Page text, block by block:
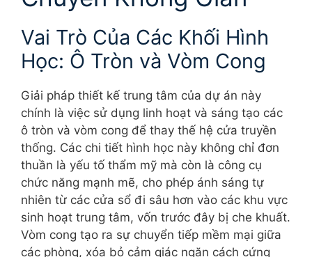
Vai Trò Của Các Khối Hình
Học: Ô Tròn và Vòm Cong
Giải pháp thiết kế trung tâm của dự án này
chính là việc sử dụng linh hoạt và sáng tạo các
ô tròn và vòm cong để thay thế hệ cửa truyền
thống. Các chi tiết hình học này không chỉ đơn
thuần là yếu tố thẩm mỹ mà còn là công cụ
chức năng mạnh mẽ, cho phép ánh sáng tự
nhiên từ các cửa sổ đi sâu hơn vào các khu vực
sinh hoạt trung tâm, vốn trước đây bị che khuất.
Vòm cong tạo ra sự chuyển tiếp mềm mại giữa
các phòng, xóa bỏ cảm giác ngăn cách cứng